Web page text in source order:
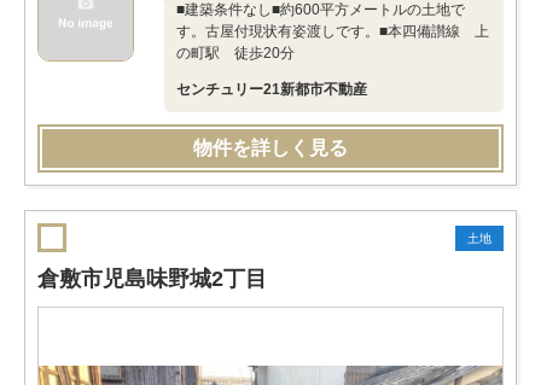
■建築条件なし■約600平方メートルの土地で
す。古屋付現状有姿渡しです。■本四備讃線 上
の町駅 徒歩20分
センチュリー21新都市不動産
物件を詳しく見る
土地
倉敷市児島味野城2丁目